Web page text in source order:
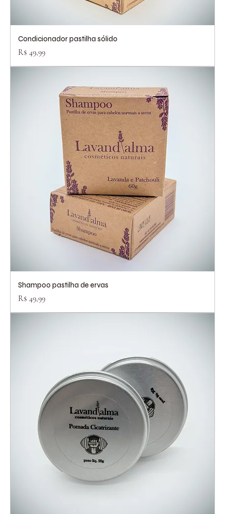
Condicionador pastilha sólido
Preço
R$ 49,99
Shampoo pastilha de ervas
Preço
R$ 49,99